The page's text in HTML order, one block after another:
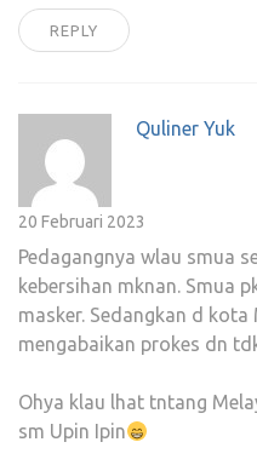
REPLY
Quliner Yuk
20 Februari 2023
Pedagangnya wlau smua
kebersihan mknan. Smua
masker. Sedangkan d kota
mengabaikan prokes dn
Ohya klau lhat tntang
sm Upin Ipin